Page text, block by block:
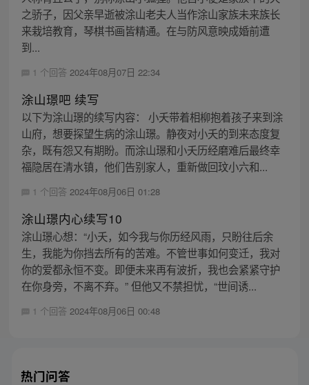
之骄子，因父亲早逝被涂山老夫人当作涂山家族未来族长
来栽培教育，琴棋书画皆精通。在与防风意映成婚前遭
到...
1 个回答 2024年08月07日 22:34
涂山璟吧 续写
以下为涂山璟的续写内容： 小夭带着相柳抱着孩子来到涂
山府，想要探望生病的涂山璟。静夜对小夭的到来态度复
杂，既有怨又有期盼。而涂山璟和小夭历经磨难后最终幸
福隐居在清水镇，他们告别家人，重新做回玟小六和...
1 个回答 2024年08月06日 01:28
涂山璟内心续写10
涂山璟心想：“小夭，如今我与你历经风雨，只盼往后余
生，我能为你挡去所有的苦难。不管世事如何变迁，我对
你的爱都永恒不变。即便未来再有波折，我也会紧紧守护
在你身旁，不离不弃。” 但他又不禁担忧，“世间诱...
1 个回答 2024年08月06日 00:48
热门问答